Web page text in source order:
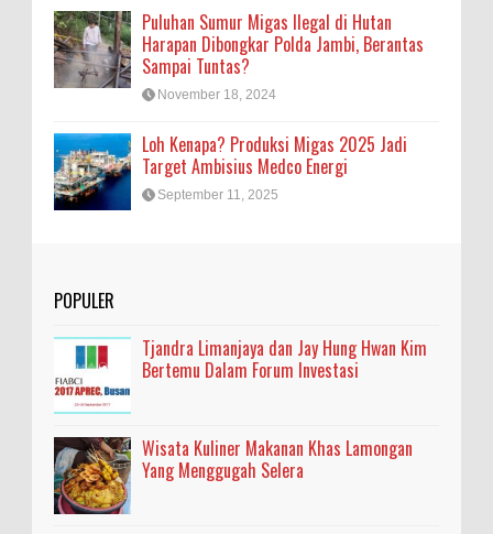
Puluhan Sumur Migas Ilegal di Hutan
Harapan Dibongkar Polda Jambi, Berantas
Sampai Tuntas?
November 18, 2024
Loh Kenapa? Produksi Migas 2025 Jadi
Target Ambisius Medco Energi
September 11, 2025
POPULER
Tjandra Limanjaya dan Jay Hung Hwan Kim
Bertemu Dalam Forum Investasi
Wisata Kuliner Makanan Khas Lamongan
Yang Menggugah Selera